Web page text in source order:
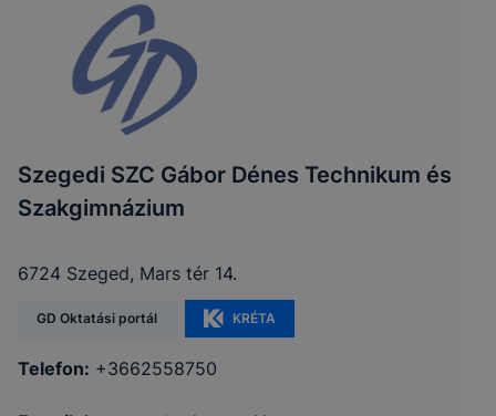
Szegedi SZC Gábor Dénes Technikum és
Szakgimnázium
6724 Szeged, Mars tér 14.
GD Oktatási portál KRÉTA
Telefon: +3662558750